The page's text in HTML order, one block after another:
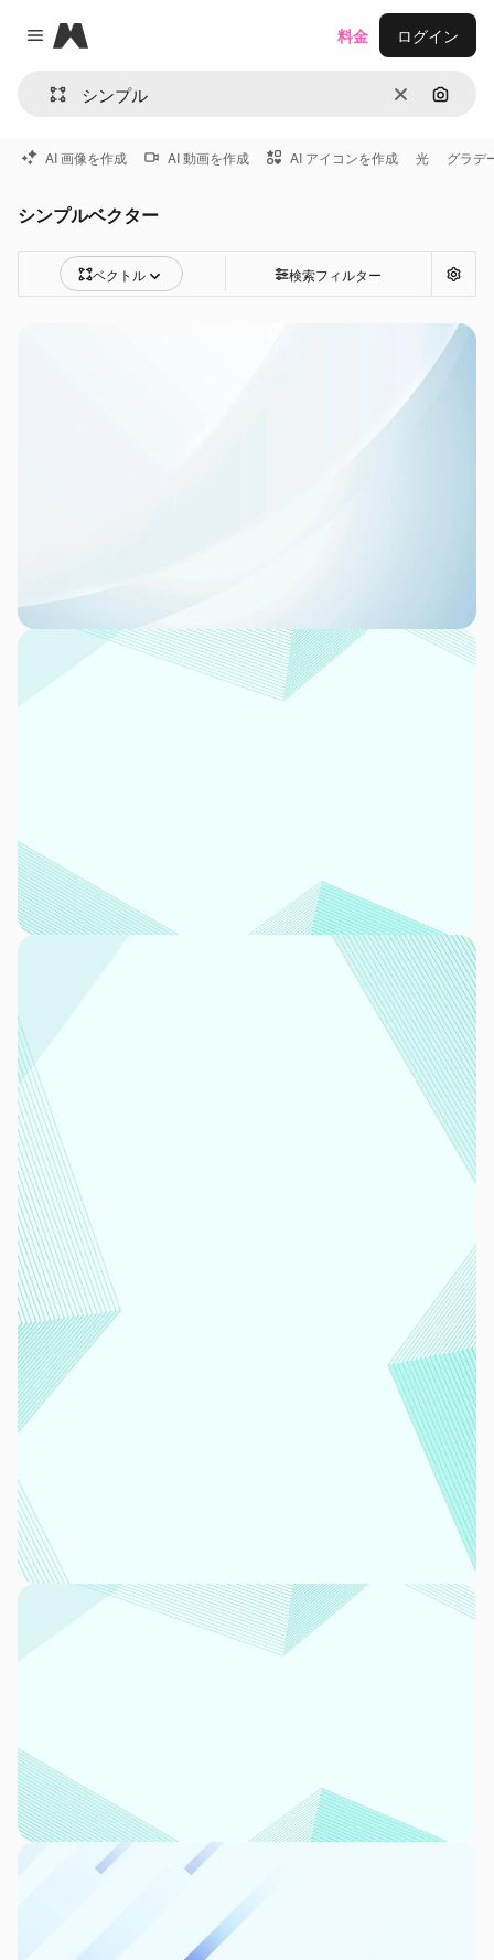
Close menu
Magnific
消去 画像で
料金 ログイン
AI 画像を作成 AI 動画を作成 AI アイコンを作成 光 グラデ
シンプルベクター
ベクトル 検索フィルター